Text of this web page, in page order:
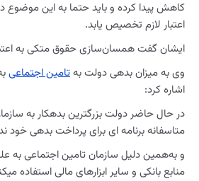
اعتبار لازم تخصیص یابد.
ایشان گفت همسان‌سازی حقوق متکی به
وی به میزان بدهی دولت بهتامین اجتماعی
اشاره کرد:
در حال حاضر دولت بزرگترین بدهکار به
متاسفانه برنامه ای برای پرداخت بدهی خود
و به‌همین دلیل سازمان تامین اجتماعی به
منابع بانکی و سایر ابزارهای مالی استفاده